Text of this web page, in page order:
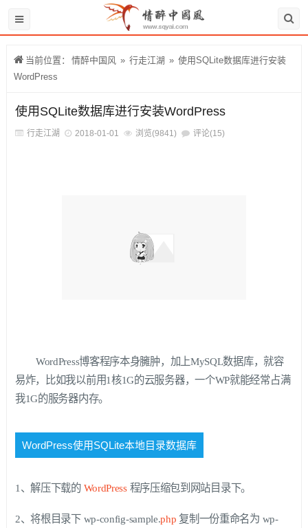
当前位置： 情醉中国风 » 行走江湖 » 使用SQLite数据库进行安装
WordPress
使用SQLite数据库进行安装WordPress
行走江湖 2018-01-01 浏览(9841) 评论(15)
WordPress博客程序本身臃肿，加上MySQL数据库，就容
易炸，比如我以前用1核1G的云服务器，一个WP就能经常占满
我1G的服务器内存。
WordPress使用SQLite本地目录数据库
1、解压下载的 WordPress程序压缩包到网站目录下。
2、将根目录下 wp-config-sample.php 复制一份重命名为 wp-